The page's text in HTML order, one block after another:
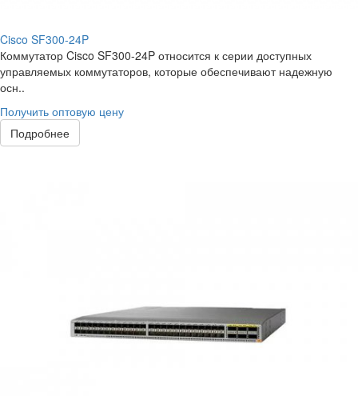
Cisco SF300-24P
Коммутатор Cisco SF300-24P относится к серии доступных
управляемых коммутаторов, которые обеспечивают надежную
осн..
Получить оптовую цену
Подробнее